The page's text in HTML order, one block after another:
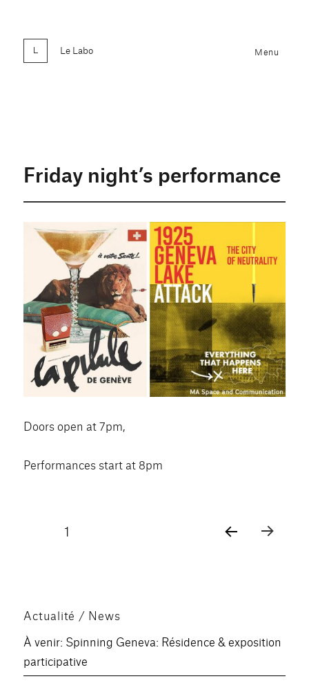
Le Labo Menu
Friday night’s performance
Doors open at 7pm,
Performances start at 8pm
Pagination
1
Actualité / News
À venir: Spinning Geneva: Résidence & exposition
participative